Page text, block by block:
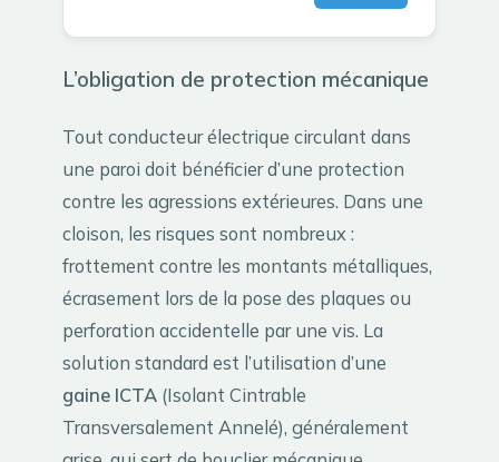
L’obligation de protection mécanique
Tout conducteur électrique circulant dans
une paroi doit bénéficier d’une protection
contre les agressions extérieures. Dans une
cloison, les risques sont nombreux :
frottement contre les montants métalliques,
écrasement lors de la pose des plaques ou
perforation accidentelle par une vis. La
solution standard est l’utilisation d’une
gaine ICTA (Isolant Cintrable
Transversalement Annelé), généralement